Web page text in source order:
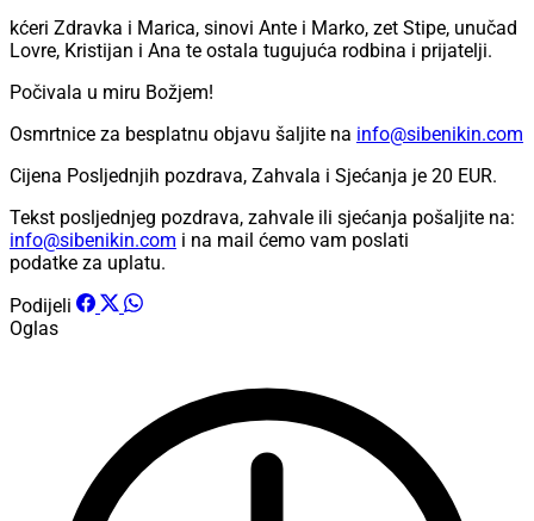
kćeri Zdravka i Marica, sinovi Ante i Marko, zet Stipe, unučad
Lovre, Kristijan i Ana te ostala tugujuća rodbina i prijatelji.
Počivala u miru Božjem!
Osmrtnice za besplatnu objavu šaljite na info@sibenikin.com
Cijena Posljednjih pozdrava, Zahvala i Sjećanja je 20 EUR.
Tekst posljednjeg pozdrava, zahvale ili sjećanja pošaljite na:
info@sibenikin.com i na mail ćemo vam poslati
podatke za uplatu.
Podijeli
Oglas